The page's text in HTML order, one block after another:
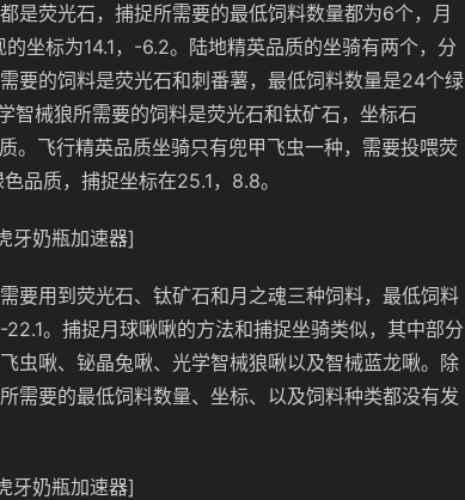
是荧光石，捕捉所需要的最低饲料数量都为6个，月
坐标为14.1，-6.2。陆地精英品质的坐骑有两个，分
要的饲料是荧光石和刺番薯，最低饲料数量是24个绿
械狼所需要的饲料是荧光石和钛矿石，坐标石
。飞行精英品质坐骑只有兜甲飞虫一种，需要投喂荧
品质，捕捉坐标在25.1，8.8。
牙奶瓶加速器]
要用到荧光石、钛矿石和月之魂三种饲料，最低饲料
。捕捉月球啾啾的方法和捕捉坐骑类似，其中部分
虫啾、铋晶兔啾、光学智械狼啾以及智械蓝龙啾。除
需要的最低饲料数量、坐标、以及饲料种类都没有发
牙奶瓶加速器]